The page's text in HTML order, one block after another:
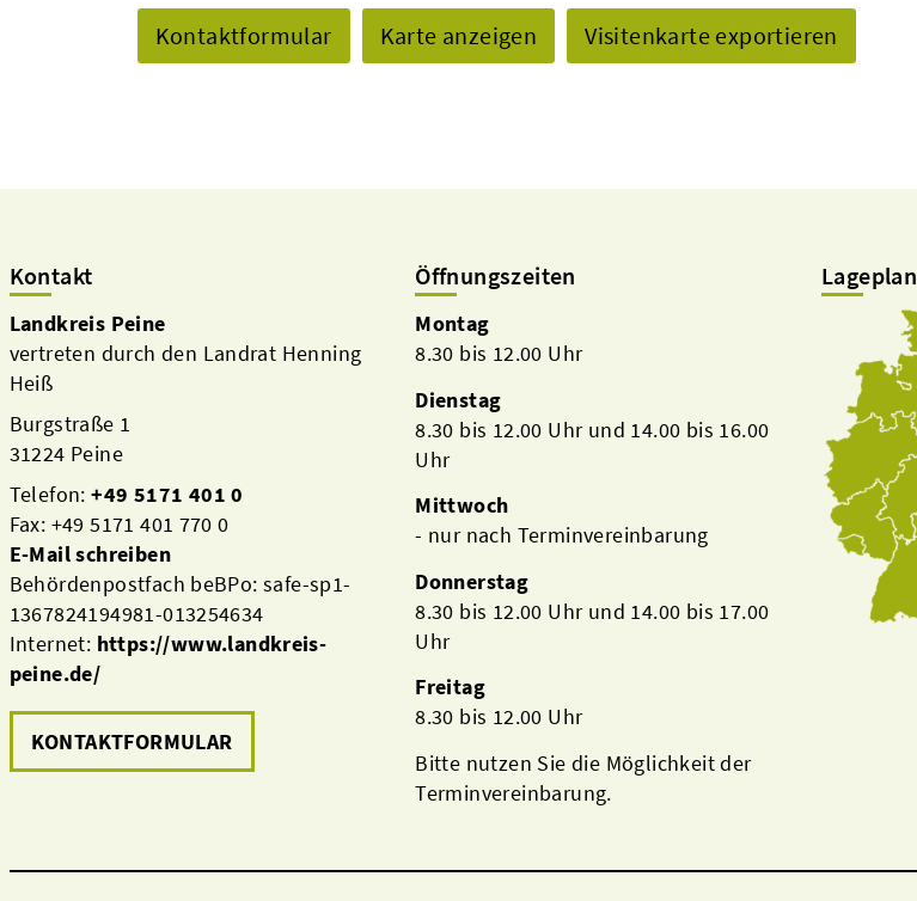
Kontaktformular Karte anzeigen Visitenkarte exportieren
Kontakt
Landkreis Peine
vertreten durch den Landrat Henning
Heiß
Burgstraße 1
31224 Peine
Telefon:+49 5171 401 0
Fax: +49 5171 401 770 0
E-Mail schreiben
Behördenpostfach beBPo: safe-sp1-
1367824194981-013254634
Internet: https://www.landkreis-
peine.de/
KONTAKTFORMULAR
Öffnungszeiten
Montag
8.30 bis 12.00 Uhr
Dienstag
8.30 bis 12.00 Uhr und 14.00 bis 16.00
Uhr
Mittwoch
- nur nach Terminvereinbarung
Donnerstag
8.30 bis 12.00 Uhr und 14.00 bis 17.00
Uhr
Freitag
8.30 bis 12.00 Uhr
Bitte nutzen Sie die Möglichkeit der
Terminvereinbarung.
Lageplan